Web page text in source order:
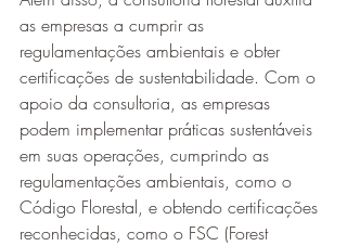
as empresas a cumprir as
regulamentações ambientais e obter
certificações de sustentabilidade. Com o
apoio da consultoria, as empresas
podem implementar práticas sustentáveis
em suas operações, cumprindo as
regulamentações ambientais, como o
Código Florestal, e obtendo certificações
reconhecidas, como o FSC (Forest